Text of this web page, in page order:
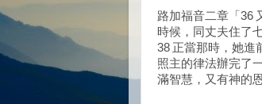
路加福音二章「36
時候，同丈夫住了
38 正當那時，她進
照主的律法辦完了
滿智慧，又有神的